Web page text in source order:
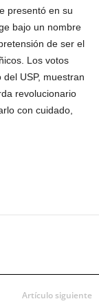
presentó en su
bajo un nombre
de ser el
Los votos
USP, muestran
revolucionario
con cuidado,
Artículo siguiente